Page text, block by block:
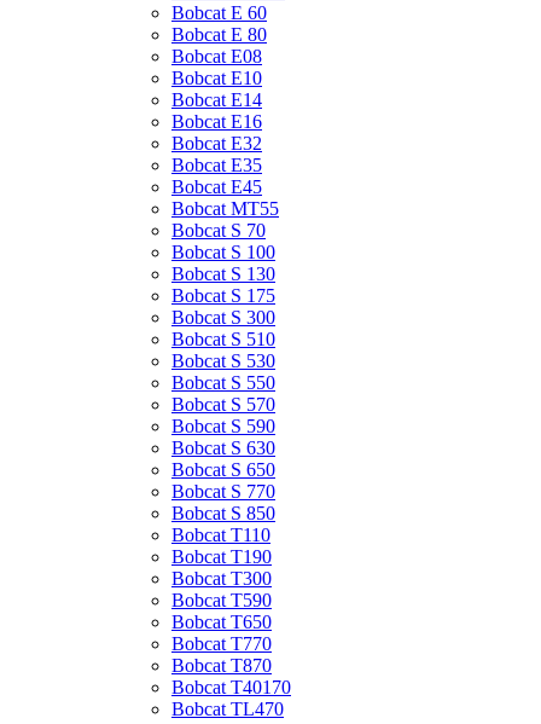
Bobcat E 60
Bobcat E 80
Bobcat E08
Bobcat E10
Bobcat E14
Bobcat E16
Bobcat E32
Bobcat E35
Bobcat E45
Bobcat MT55
Bobcat S 70
Bobcat S 100
Bobcat S 130
Bobcat S 175
Bobcat S 300
Bobcat S 510
Bobcat S 530
Bobcat S 550
Bobcat S 570
Bobcat S 590
Bobcat S 630
Bobcat S 650
Bobcat S 770
Bobcat S 850
Bobcat T110
Bobcat T190
Bobcat T300
Bobcat T590
Bobcat T650
Bobcat T770
Bobcat T870
Bobcat T40170
Bobcat TL470